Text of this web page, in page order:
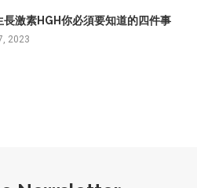
長激素HGH你必須要知道的四件事
2023